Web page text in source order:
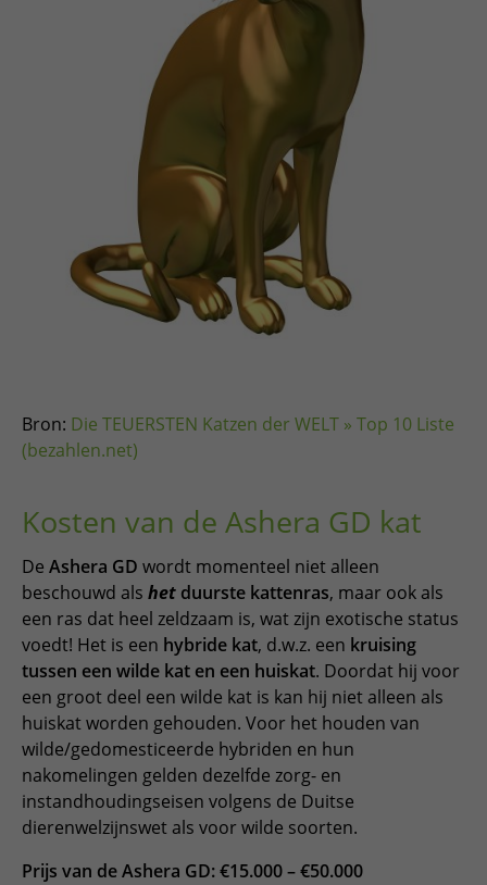
Bron: Die TEUERSTEN Katzen der WELT » Top 10 Liste
(bezahlen.net)
Kosten van de Ashera GD kat
De Ashera GD wordt momenteel niet alleen
beschouwd als het duurste kattenras, maar ook als
een ras dat heel zeldzaam is, wat zijn exotische status
voedt! Het is een hybride kat, d.w.z. een kruising
tussen een wilde kat en een huiskat. Doordat hij voor
een groot deel een wilde kat is kan hij niet alleen als
huiskat worden gehouden. Voor het houden van
wilde/gedomesticeerde hybriden en hun
nakomelingen gelden dezelfde zorg- en
instandhoudingseisen volgens de Duitse
dierenwelzijnswet als voor wilde soorten.
Prijs van de Ashera GD: €15.000 – €50.000